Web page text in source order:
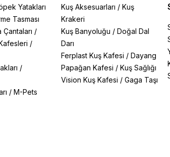
Yatakları
Tasması
Çantaları /
/
/
/M-Pets
Kuş Aksesuarları / Kuş
Krakeri
Kuş Banyoluğu / Doğal Dal
Darı
Ferplast Kuş Kafesi / Dayang
Papağan Kafesi / Kuş Sağlığı
Vision Kuş Kafesi / Gaga Taşı